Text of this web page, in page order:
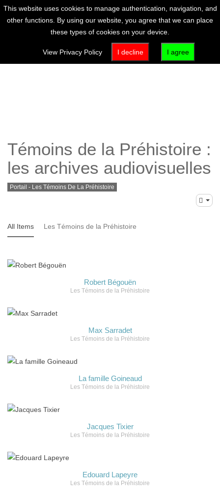
Témoins de la Préhistoire :
les archives audiovisuelles
Portail - Les Témoins De La Préhistoire
All Items Les Témoins de la Préhistoire
Robert Bégouën
Les Témoins de la Préhistoire
Max Sarradet
Les Témoins de la Préhistoire
La famille Goineaud
Les Témoins de la Préhistoire
Jacques Tixier
Les Témoins de la Préhistoire
Edouard Lapeyre
Les Témoins de la Préhistoire
This website uses cookies to manage authentication, navigation, and
other functions. By using our website, you agree that we can place
these types of cookies on your device.
View Privacy Policy I decline I agree